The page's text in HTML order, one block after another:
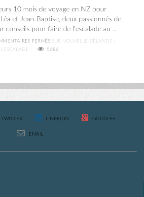
10 mois de voyage en NZ pour
et Jean-Baptise, deux passionnés de
conseils pour faire de l’escalade au ...
FERMÉS SUR NOUVELLE-ZÉLANDE :
5686
TWITTER LINKEDIN GOOGLE+
EMAIL